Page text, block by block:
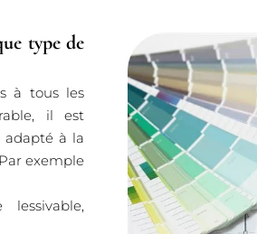
type de
à tous les
il est
adapté à la
exemple